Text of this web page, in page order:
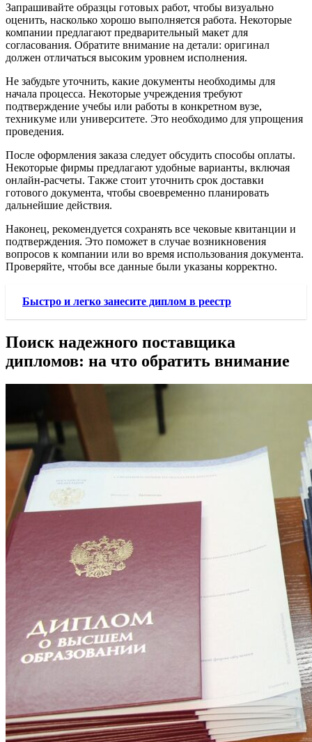
Запрашивайте образцы готовых работ, чтобы визуально
оценить, насколько хорошо выполняется работа. Некоторые
компании предлагают предварительный макет для
согласования. Обратите внимание на детали: оригинал
должен отличаться высоким уровнем исполнения.
Не забудьте уточнить, какие документы необходимы для
начала процесса. Некоторые учреждения требуют
подтверждение учебы или работы в конкретном вузе,
техникуме или университете. Это необходимо для упрощения
проведения.
После оформления заказа следует обсудить способы оплаты.
Некоторые фирмы предлагают удобные варианты, включая
онлайн-расчеты. Также стоит уточнить срок доставки
готового документа, чтобы своевременно планировать
дальнейшие действия.
Наконец, рекомендуется сохранять все чековые квитанции и
подтверждения. Это поможет в случае возникновения
вопросов к компании или во время использования документа.
Проверяйте, чтобы все данные были указаны корректно.
Быстро и легко занесите диплом в реестр
Поиск надежного поставщика
дипломов: на что обратить внимание